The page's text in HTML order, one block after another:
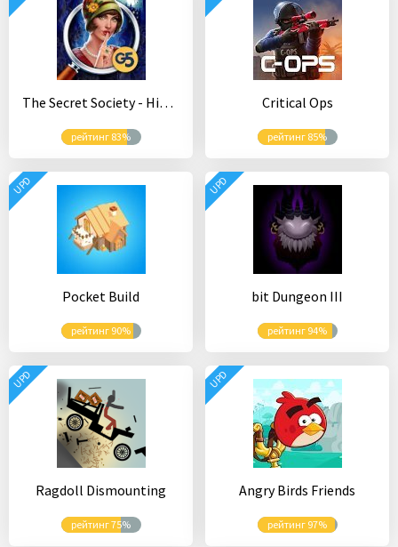
The Secret Society - Hidden Objects Mystery
рейтинг 83%
Critical Ops
рейтинг 85%
Pocket Build
рейтинг 90%
UPD
bit Dungeon III
рейтинг 94%
UPD
Ragdoll Dismounting
рейтинг 75%
UPD
Angry Birds Friends
рейтинг 97%
UPD